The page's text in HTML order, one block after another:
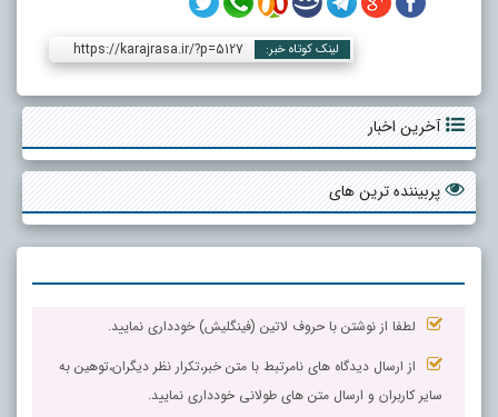
لینک کوتاه خبر: https://karajrasa.ir/?p=5127
آخرین اخبار
پربیننده ترین های
لطفا از نوشتن با حروف لاتین (فینگلیش) خودداری نمایید.
از ارسال دیدگاه های نامرتبط با متن خبر،تکرار نظر دیگران،توهین به
سایر کاربران و ارسال متن های طولانی خودداری نمایید.